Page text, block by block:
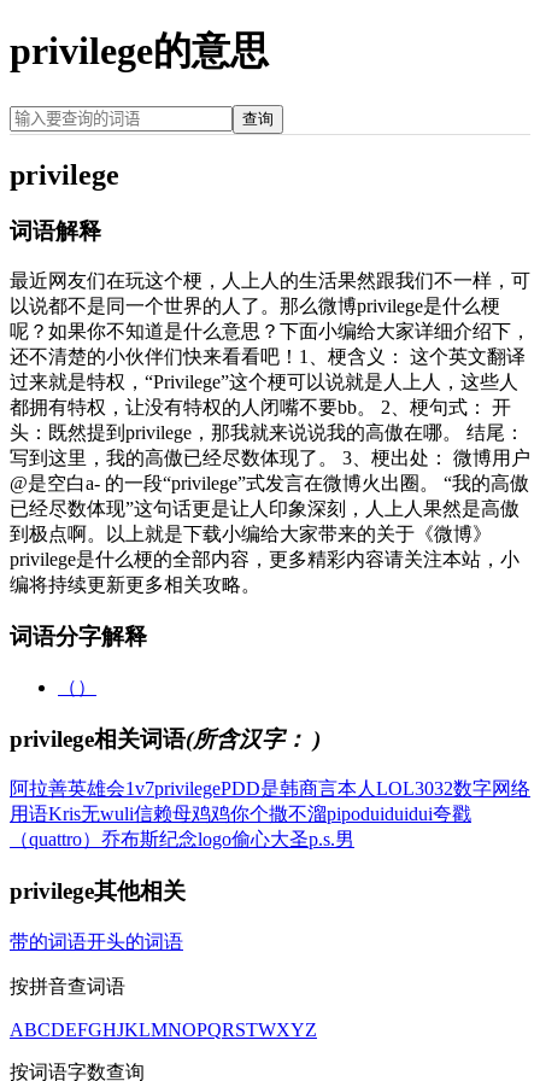
privilege的意思
查询
privilege
词语解释
最近网友们在玩这个梗，人上人的生活果然跟我们不一样，可
以说都不是同一个世界的人了。那么微博privilege是什么梗
呢？如果你不知道是什么意思？下面小编给大家详细介绍下，
还不清楚的小伙伴们快来看看吧！1、梗含义： 这个英文翻译
过来就是特权，“Privilege”这个梗可以说就是人上人，这些人
都拥有特权，让没有特权的人闭嘴不要bb。 2、梗句式： 开
头：既然提到privilege，那我就来说说我的高傲在哪。 结尾：
写到这里，我的高傲已经尽数体现了。 3、梗出处： 微博用户
@是空白a- 的一段“privilege”式发言在微博火出圈。 “我的高傲
已经尽数体现”这句话更是让人印象深刻，人上人果然是高傲
到极点啊。以上就是下载小编给大家带来的关于《微博》
privilege是什么梗的全部内容，更多精彩内容请关注本站，小
编将持续更新更多相关攻略。
词语分字解释
（）
privilege相关词语(所含汉字： )
阿拉善英雄会1v7privilegePDD是韩商言本人 LOL3032数字网络
用语Kris无wuli信赖母鸡鸡你个撒不溜pipoduiduidui夸戳
（quattro） 乔布斯纪念logo偷心大圣p.s.男
privilege其他相关
带的词语开头的词语
按拼音查词语
ABCDEFGHJKLMNOPQRSTWXYZ
按词语字数查询